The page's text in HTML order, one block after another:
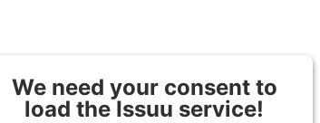
We need your consent to
load the Issuu service!